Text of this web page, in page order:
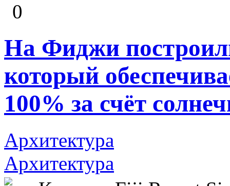
0
На Фиджи
который
100% за счёт
Архитектура
Архитектура